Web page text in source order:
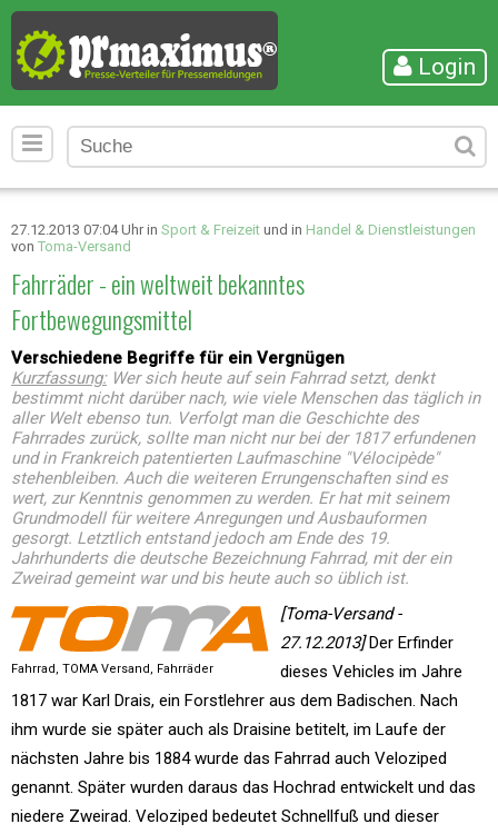
Login
27.12.2013 07:04 Uhr in Sport & Freizeit und in Handel & Dienstleistungen
von Toma-Versand
Fahrräder - ein weltweit bekanntes
Fortbewegungsmittel
Verschiedene Begriffe für ein Vergnügen
Kurzfassung:Wer sich heute auf sein Fahrrad setzt, denkt
bestimmt nicht darüber nach, wie viele Menschen das täglich in
aller Welt ebenso tun. Verfolgt man die Geschichte des
Fahrrades zurück, sollte man nicht nur bei der 1817 erfundenen
und in Frankreich patentierten Laufmaschine "Vélocipède"
stehenbleiben. Auch die weiteren Errungenschaften sind es
wert, zur Kenntnis genommen zu werden. Er hat mit seinem
Grundmodell für weitere Anregungen und Ausbauformen
gesorgt. Letztlich entstand jedoch am Ende des 19.
Jahrhunderts die deutsche Bezeichnung Fahrrad, mit der ein
Zweirad gemeint war und bis heute auch so üblich ist.
Fahrrad, TOMA Versand, Fahrräder
[Toma-Versand -
27.12.2013]Der Erfinder
dieses Vehicles im Jahre
1817 war Karl Drais, ein Forstlehrer aus dem Badischen. Nach
ihm wurde sie später auch als Draisine betitelt, im Laufe der
nächsten Jahre bis 1884 wurde das Fahrrad auch Veloziped
genannt. Später wurden daraus das Hochrad entwickelt und das
niedere Zweirad. Veloziped bedeutet Schnellfuß und dieser